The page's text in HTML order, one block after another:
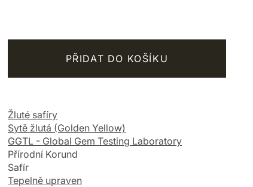
PŘIDAT DO KOŠÍKU
Žluté safíry
Sytě žlutá (Golden Yellow)
GGTL - Global Gem Testing Laboratory
Přírodní Korund
Safír
Tepelně upraven